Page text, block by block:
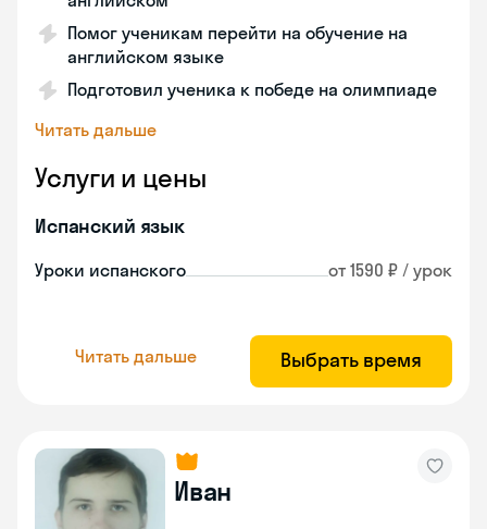
Помог ученикам перейти на обучение на
английском языке
Подготовил ученика к победе на олимпиаде
Читать дальше
Услуги и цены
Испанский язык
Уроки испанского от 1590 ₽ / урок
Читать дальше Выбрать время
Иван